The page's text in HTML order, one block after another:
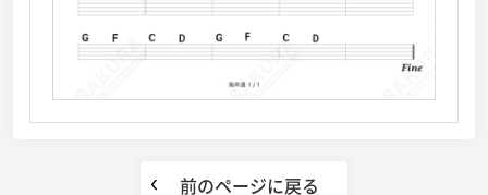
前のページに戻る